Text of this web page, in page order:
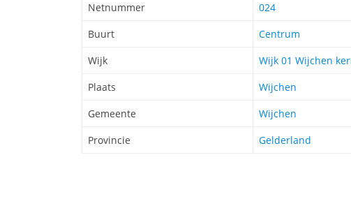
Netnummer
024
Buurt
Centrum
Wijk
Wijk 01 Wijchen
Plaats
Wijchen
Gemeente
Wijchen
Provincie
Gelderland